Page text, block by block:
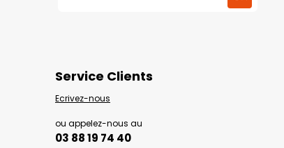
Service Clients
Ecrivez-nous
ou appelez-nous au
03 88 19 74 40